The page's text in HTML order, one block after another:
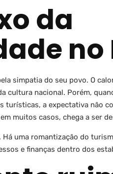
da
no
simpatia do seu povo. O
cultura nacional. Porém,
turísticas, a expectativa não
muitos casos, chega a ser
uma romantização do
e finanças dentro dos